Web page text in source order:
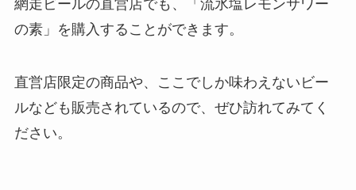
網走ビールの直営店でも、「流氷塩レモンサワー
の素」を購入することができます。
直営店限定の商品や、ここでしか味わえないビー
ルなども販売されているので、ぜひ訪れてみてく
ださい。